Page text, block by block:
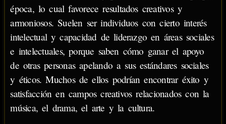
época, lo cual favorece resultados creativos y
armoniosos. Suelen ser individuos con cierto interés
intelectual y capacidad de liderazgo en áreas sociales
e intelectuales, porque saben cómo ganar el apoyo
de otras personas apelando a sus estándares sociales
y éticos. Muchos de ellos podrían encontrar éxito y
satisfacción en campos creativos relacionados con la
música, el drama, el arte y la cultura.